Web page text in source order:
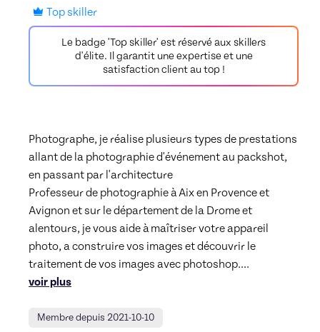
Top skiller
Le badge 'Top skiller' est réservé aux skillers
d'élite. Il garantit une expertise et une
satisfaction client au top !
Photographe, je réalise plusieurs types de prestations
allant de la photographie d'événement au packshot,
en passant par l'architecture
Professeur de photographie à Aix en Provence et
Avignon et sur le département de la Drome et
alentours, je vous aide à maîtriser votre appareil
photo, a construire vos images et découvrir le
traitement de vos images avec photoshop....
voir plus
Membre depuis 2021-10-10